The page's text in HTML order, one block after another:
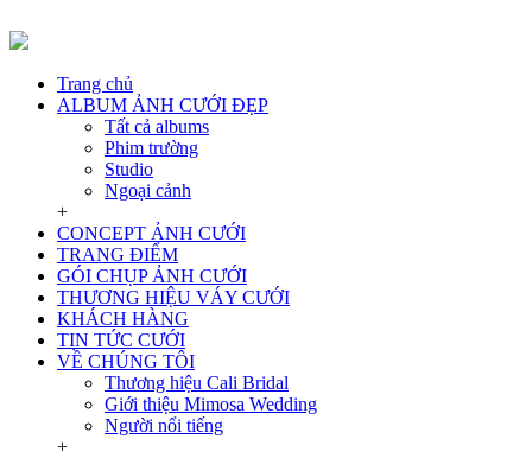
Trang chủ
ALBUM ẢNH CƯỚI ĐẸP
Tất cả albums
Phim trường
Studio
Ngoại cảnh
+
CONCEPT ẢNH CƯỚI
TRANG ĐIỂM
GÓI CHỤP ẢNH CƯỚI
THƯƠNG HIỆU VÁY CƯỚI
KHÁCH HÀNG
TIN TỨC CƯỚI
VỀ CHÚNG TÔI
Thương hiệu Cali Bridal
Giới thiệu Mimosa Wedding
Người nổi tiếng
+